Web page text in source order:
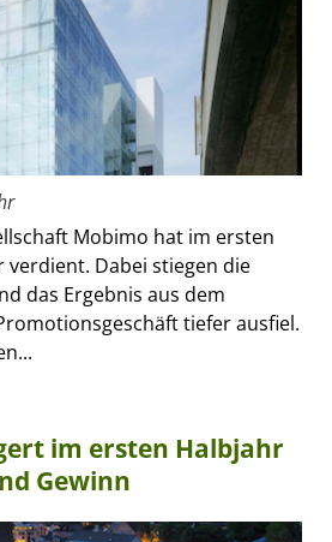
Mobimo hat im ersten
verdient. Dabei stiegen die
das Ergebnis aus dem
tiefer ausfiel.
im ersten Halbjahr
Gewinn